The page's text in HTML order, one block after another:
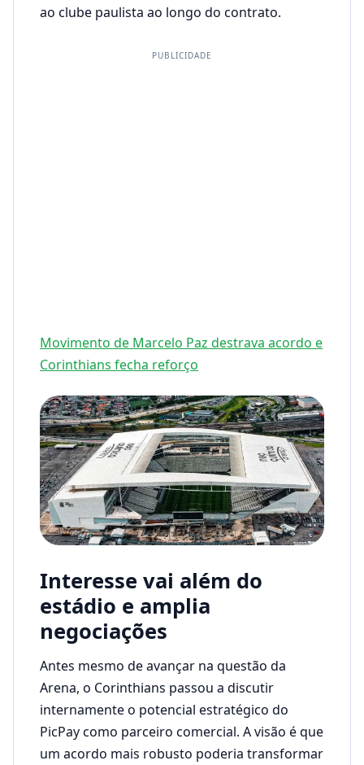
ao clube paulista ao longo do contrato.
PUBLICIDADE
Movimento de Marcelo Paz destrava acordo e
Corinthians fecha reforço
Interesse vai além do
estádio e amplia
negociações
Antes mesmo de avançar na questão da
Arena, o Corinthians passou a discutir
internamente o potencial estratégico do
PicPay como parceiro comercial. A visão é que
um acordo mais robusto poderia transformar